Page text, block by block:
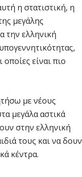
η στατιστική, η
μεγάλης
την ελληνική
είναι πιο
με νέους
μεγάλα αστικά
στην ελληνική
τους και να δουν
κέντρα.